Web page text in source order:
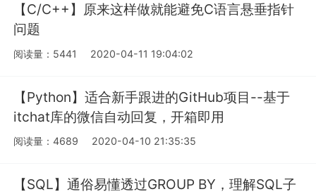
【C/C++】原来这样做就能避免C语言悬垂指针
问题
阅读量：5441 2020-04-11 19:04:02
【Python】适合新手跟进的GitHub项目--基于
itchat库的微信自动回复，开箱即用
阅读量：4689 2020-04-10 21:35:35
【SQL】通俗易懂透过GROUP BY，理解SQL子